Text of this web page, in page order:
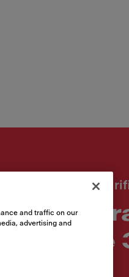
differenziata dei
di
Serie
and traffic on our
advertising and